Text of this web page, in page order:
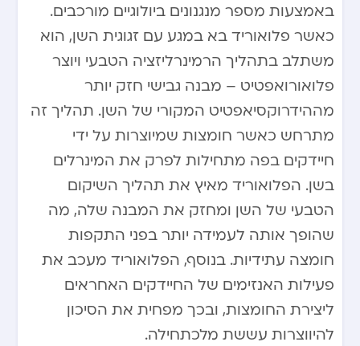
באמצעות מספר מנגנונים ביולוגיים מורכבים.
כאשר פלואוריד בא במגע עם זגוגית השן, הוא
משתלב בתהליך הרמינרליזציה הטבעי ויוצר
פלואורואפטיט – מבנה גבישי חזק יותר
מההידרוקסיאפטיט המקורי של השן. תהליך זה
מתרחש כאשר חומצות שמיוצרות על ידי
חיידקים בפה מתחילות לפרק את המינרלים
בשן. הפלואוריד מאיץ את תהליך השיקום
הטבעי של השן ומחזק את המבנה שלה, מה
שהופך אותה לעמידה יותר בפני התקפות
חומצה עתידיות. בנוסף, הפלואוריד מעכב את
פעילות האנזימים של החיידקים האחראים
ליצירת החומצות, ובכך מפחית את הסיכון
להיווצרות עששת מלכתחילה.